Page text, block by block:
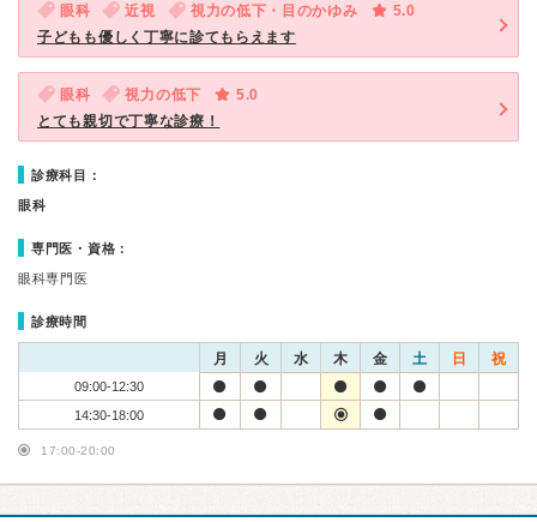
眼科 近視 視力の低下・目のかゆみ
5.0
子どもも優しく丁寧に診てもらえます
眼科 視力の低下
5.0
とても親切で丁寧な診療！
診療科目：
眼科
専門医・資格：
眼科専門医
診療時間
月 火 水 木 金 土 日 祝
09:00-12:30
14:30-18:00
17:00-20:00